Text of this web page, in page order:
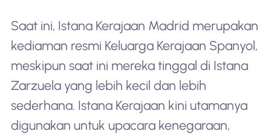
Saat ini, Istana Kerajaan Madrid merupakan
kediaman resmi Keluarga Kerajaan Spanyol,
meskipun saat ini mereka tinggal di Istana
Zarzuela yang lebih kecil dan lebih
sederhana. Istana Kerajaan kini utamanya
digunakan untuk upacara kenegaraan,